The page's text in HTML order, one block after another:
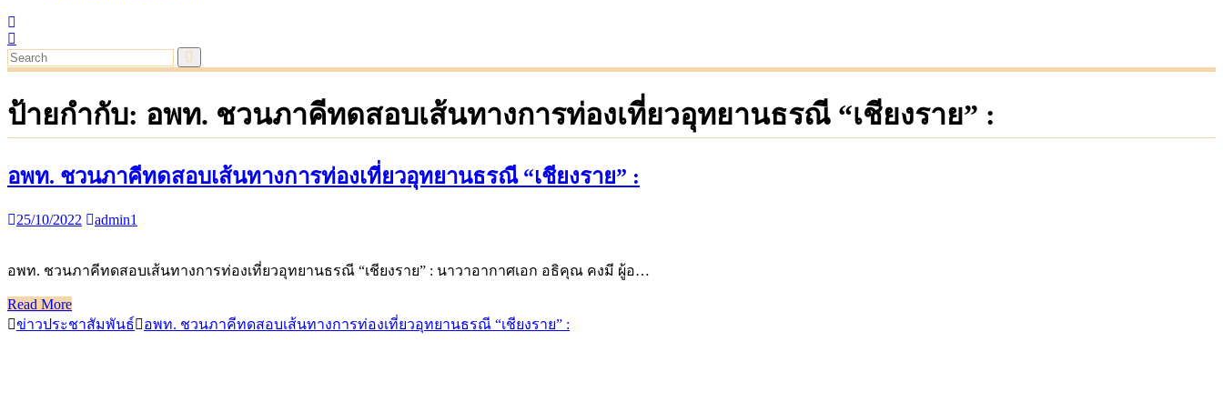
ป้ายกำกับ: อพท. ชวนภาคีทดสอบเส้นทางการท่องเที่ยวอุทยานธรณี “เชียงราย” :
อพท. ชวนภาคีทดสอบเส้นทางการท่องเที่ยวอุทยานธรณี “เชียงราย” :
25/10/2022 admin1
อพท. ชวนภาคีทดสอบเส้นทางการท่องเที่ยวอุทยานธรณี “เชียงราย” : นาวาอากาศเอก อธิคุณ คงมี ผู้อ…
Read More
ข่าวประชาสัมพันธ์
อพท. ชวนภาคีทดสอบเส้นทางการท่องเที่ยวอุทยานธรณี “เชียงราย” :